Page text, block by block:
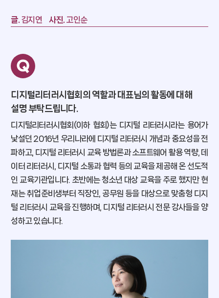
잡, MBTI
글. 김지연 사진. 고인순
디지털리터러시협회의 역할과 대표님의 활동에 대해
설명 부탁드립니다.
디지털리터러시협회(이하 협회)는 디지털 리터러시라는 용어가
낯설던 2016년 우리나라에 디지털 리터러시 개념과 중요성을 전
파하고, 디지털 리터러시 교육 방법론과 소프트웨어 활용 역량, 데
이터 리터러시, 디지털 소통과 협력 등의 교육을 제공해 온 선도적
인 교육기관입니다. 초반에는 청소년 대상 교육을 주로 했지만 현
재는 취업준비생부터 직장인, 공무원 등을 대상으로 맞춤형 디지
털 리터러시 교육을 진행하며, 디지털 리터러시 전문 강사들을 양
성하고 있습니다.